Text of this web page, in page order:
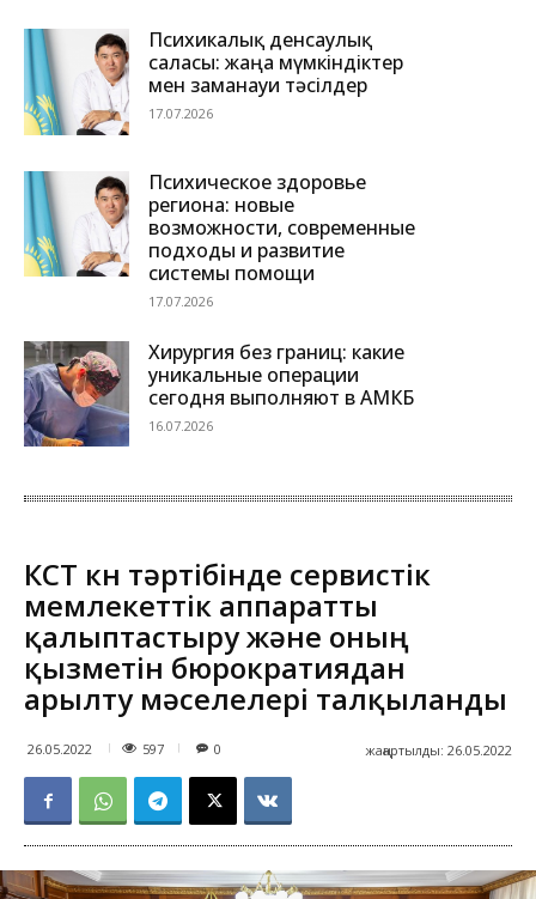
Психикалық денсаулық
саласы: жаңа мүмкіндіктер
мен заманауи тәсілдер
17.07.2026
Психическое здоровье
региона: новые
возможности, современные
подходы и развитие
системы помощи
17.07.2026
Хирургия без границ: какие
уникальные операции
сегодня выполняют в АМКБ
16.07.2026